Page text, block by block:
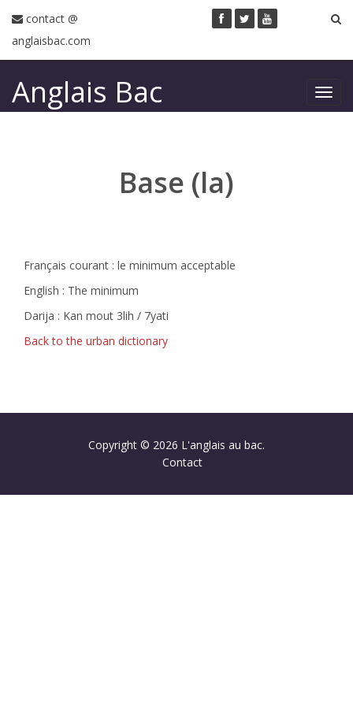
contact @
anglaisbac.com
Anglais Bac
Base (la)
Français courant : le minimum acceptable
English : The minimum
Darija : Kan mout 3lih / 7yati
Back to the urban dictionary
Copyright © 2026 L'anglais au bac.
Contact